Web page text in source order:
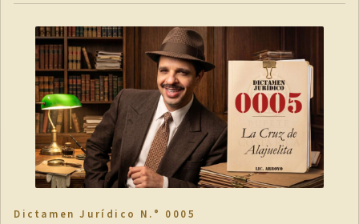
Dictamen Jurídico N.° 0005